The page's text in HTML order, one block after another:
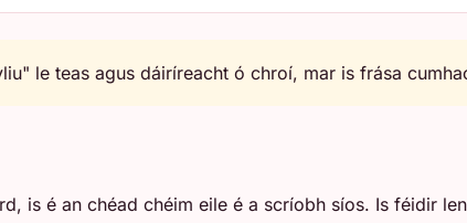
le teas agus dáiríreacht ó chroí, mar is frása
is é an chéad chéim eile é a scríobh síos. Is féidir